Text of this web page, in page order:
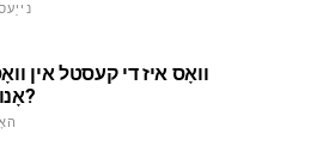
וואָס איז די קעסטל אין
אָנווענדלעך?